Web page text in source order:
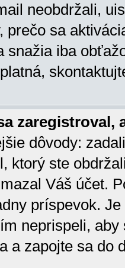
neobdržali,
prečo sa
snažia iba
zaregistroval,
dôvody:
ktorý ste
Váš účet.
príspevok.
neprispeli,
a zapojte sa do